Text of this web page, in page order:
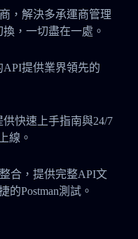
，解決多承運商管理
，一切盡在一處。
提供業界領先的
快速上手指南與24/7
線。
合，提供完整API文
的Postman測試。